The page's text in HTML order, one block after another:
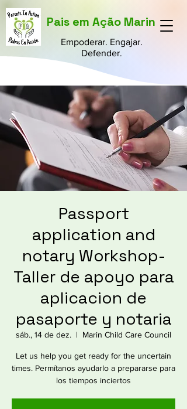
Pais em Ação Marin
Empoderar. Engajar.
Defender.
Passport
application and
notary Workshop-
Taller de apoyo para
aplicacion de
pasaporte y notaria
sáb., 14 de dez.
  |
Marin Child Care Council
Let us help you get ready for the uncertain
times. Permítanos ayudarlo a prepararse para
los tiempos inciertos